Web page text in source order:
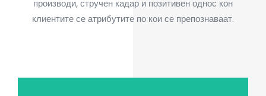
производи, стручен кадар и позитивен однос кон
клиентите се атрибутите по кои се препознаваат.